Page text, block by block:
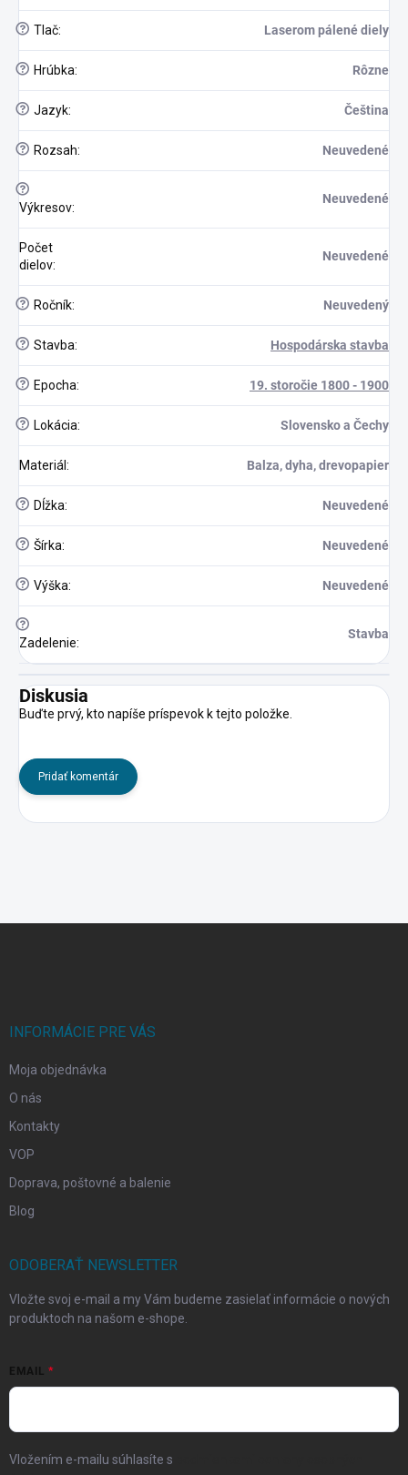
? Tlač: Laserom pálené diely
? Hrúbka: Rôzne
? Jazyk: Čeština
? Rozsah: Neuvedené
?
Výkresov:
Neuvedené
Počet
dielov:
Neuvedené
? Ročník: Neuvedený
? Stavba: Hospodárska stavba
? Epocha: 19. storočie 1800 - 1900
? Lokácia: Slovensko a Čechy
Materiál : Balza, dyha, drevopapier
? Dĺžka: Neuvedené
? Šírka: Neuvedené
? Výška: Neuvedené
?
Zadelenie:
Stavba
Diskusia
Buďte prvý, kto napíše príspevok k tejto položke.
Pridať komentár
INFORMÁCIE PRE VÁS
Moja objednávka
O nás
Kontakty
VOP
Doprava, poštovné a balenie
Blog
ODOBERAŤ NEWSLETTER
Vložte svoj e-mail a my Vám budeme zasielať informácie o nových
produktoch na našom e-shope.
EMAIL
Vložením e-mailu súhlasíte s